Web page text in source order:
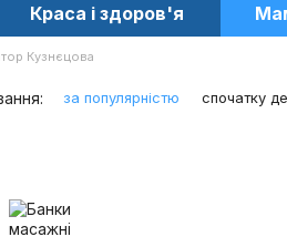
Краса і здоров'я
Кузнєцова
за популярністю спочатку